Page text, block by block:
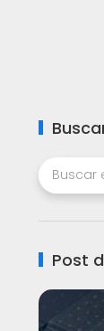
Post